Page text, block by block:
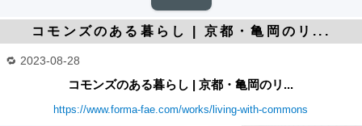
コモンズのある暮らし | 京都・亀岡のリ...
2023-08-28
コモンズのある暮らし | 京都・亀岡のリ...
https://www.forma-fae.com/works/living-with-commons